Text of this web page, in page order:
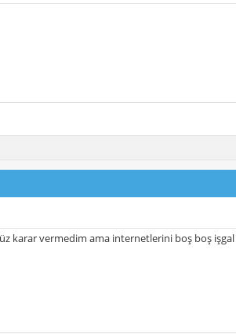
karar vermedim ama internetlerini boş boş